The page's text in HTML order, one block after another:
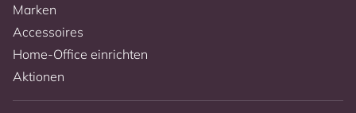
Marken
Accessoires
Home-Office einrichten
Aktionen